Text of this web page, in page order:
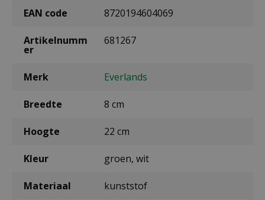
EAN code 8720194604069
Artikelnumm
er
681267
Merk Everlands
Breedte 8 cm
Hoogte 22 cm
Kleur groen, wit
Materiaal kunststof